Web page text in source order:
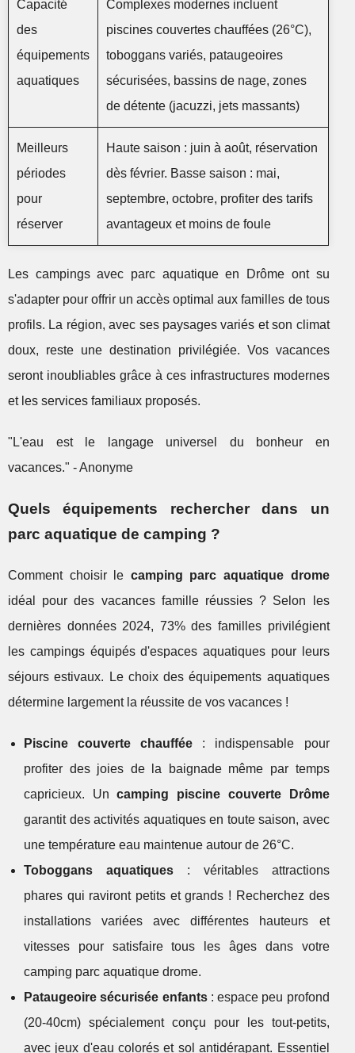
Capacité
des
équipements
aquatiques
Complexes modernes incluent
piscines couvertes chauffées (26°C),
toboggans variés, pataugeoires
sécurisées, bassins de nage, zones
de détente (jacuzzi, jets massants)
Meilleurs
périodes
pour
réserver
Haute saison : juin à août, réservation
dès février. Basse saison : mai,
septembre, octobre, profiter des tarifs
avantageux et moins de foule
Les campings avec parc aquatique en Drôme ont su
s'adapter pour offrir un accès optimal aux familles de tous
profils. La région, avec ses paysages variés et son climat
doux, reste une destination privilégiée. Vos vacances
seront inoubliables grâce à ces infrastructures modernes
et les services familiaux proposés.
"L'eau est le langage universel du bonheur en
vacances." - Anonyme
Quels équipements rechercher dans un
parc aquatique de camping ?
Comment choisir le camping parc aquatique drome
idéal pour des vacances famille réussies ? Selon les
dernières données 2024, 73% des familles privilégient
les campings équipés d'espaces aquatiques pour leurs
séjours estivaux. Le choix des équipements aquatiques
détermine largement la réussite de vos vacances !
Piscine couverte chauffée : indispensable pour
profiter des joies de la baignade même par temps
capricieux. Uncamping piscine couverte Drôme
garantit des activités aquatiques en toute saison, avec
une température eau maintenue autour de 26°C.
Toboggans aquatiques: véritables attractions
phares qui raviront petits et grands ! Recherchez des
installations variées avec différentes hauteurs et
vitesses pour satisfaire tous les âges dans votre
camping parc aquatique drome.
Pataugeoire sécurisée enfants: espace peu profond
(20-40cm) spécialement conçu pour les tout-petits,
avec jeux d'eau colorés et sol antidérapant. Essentiel